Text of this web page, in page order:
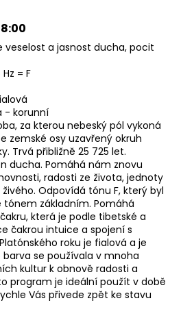
veselost a jasnost ducha, pocit
Hz = F
- korunní
za kterou nebeský pól vykoná
zemské osy uzavřený okruh
Trvá přibližně 25 725 let.
ducha. Pomáhá nám znovu
radosti ze života, jednoty
Odpovídá tónu F, který byl
tónem základním. Pomáhá
která je podle tibetské a
čakrou intuice a spojení s
roku je fialová a je
se používala v mnoha
kultur k obnově radosti a
program je ideální použít v době
Vás přivede zpět ke stavu